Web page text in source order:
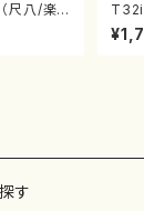
尺八/楽
八/
譜）
す